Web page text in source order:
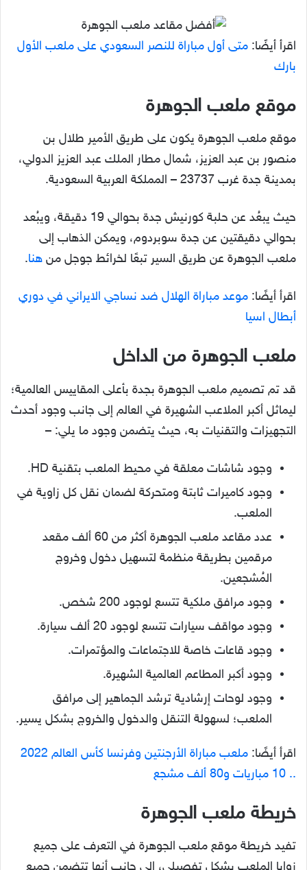
اقرأ أيضًا: متى أول مباراة للنصر السعودي على ملعب الأول
بارك
موقع ملعب الجوهرة
موقع ملعب الجوهرة يكون على طريق الأمير طلال بن
منصور بن عبد العزيز، شمال مطار الملك عبد العزيز الدولي،
بمدينة جدة غرب 23737 – المملكة العربية السعودية.
حيث يبعُد عن حلبة كورنيش جدة بحوالي 19 دقيقة، ويبُعد
بحوالي دقيقتين عن جدة سوبردوم، ويمكن الذهاب إلى
ملعب الجوهرة عن طريق السير تبعًا لخرائط جوجل من هنا.
اقرأ أيضًا: موعد مباراة الهلال ضد نساجي الايراني في دوري
أبطال اسيا
ملعب الجوهرة من الداخل
قد تم تصميم ملعب الجوهرة بجدة بأعلى المقاييس العالمية؛
ليماثل أكبر الملاعب الشهيرة في العالم إلى جانب وجود أحدث
التجهيزات والتقنيات به، حيث يتضمن وجود ما يلي: –
وجود شاشات معلقة في محيط الملعب بتقنية HD.
وجود كاميرات ثابتة ومتحركة لضمان نقل كل زاوية في
الملعب.
عدد مقاعد ملعب الجوهرة أكثر من 60 ألف مقعد
مرقمين بطريقة منظمة لتسهيل دخول وخروج
المُشجعين.
وجود مرافق ملكية تتسع لوجود 200 شخص.
وجود مواقف سيارات تتسع لوجود 20 ألف سيارة.
وجود قاعات خاصة للاجتماعات والمؤتمرات.
وجود أكبر المطاعم العالمية الشهيرة.
وجود لوحات إرشادية ترشد الجماهير إلى مرافق
الملعب؛ لسهولة التنقل والدخول والخروج بشكل يسير.
اقرأ أيضًا:
ملعب مباراة الأرجنتين وفرنسا كأس العالم 2022
.. 10 مباريات و80 ألف مشجع
خريطة ملعب الجوهرة
تفيد خريطة موقع ملعب الجوهرة في التعرف على جميع